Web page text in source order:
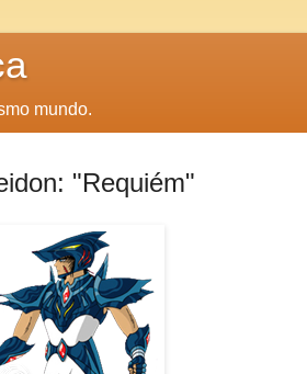
mundo.
"Requiém"